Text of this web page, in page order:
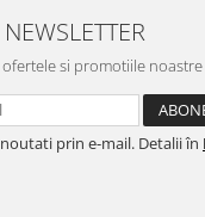
NEWSLETTER
ofertele si promotiile noastre
prin e-mail. Detalii în